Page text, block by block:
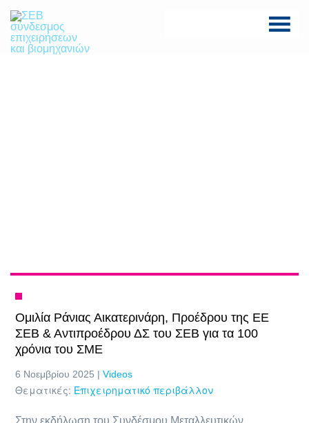
content
Ομιλία Ράνιας Αικατερινάρη, Προέδρου της ΕΕ
ΣΕΒ & Αντιπροέδρου ΔΣ του ΣΕΒ για τα 100
χρόνια του ΣΜΕ
6 Νοεμβρίου 2025 | Videos
Θεματικές: Επιχειρηματικό περιβάλλον
Στην εκδήλωση του Συνδέσμου Μεταλλευτικών